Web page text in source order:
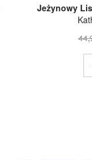
Jeżynowy